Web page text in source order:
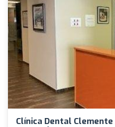
Clínica Dental